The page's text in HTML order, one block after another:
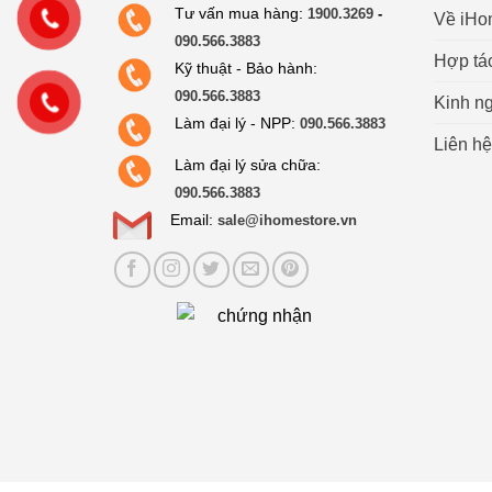
Lưu ý và cảnh báo:
Thường xuyên kiểm tra toàn bộ sản phẩm/
hoặc không hoạt động được nữa. Nếu sản
Oral-B.
Không sửa đổi hoặc sửa chữa sản phẩm.
Không khuyến khích trẻ em dưới 3 tuổi sử
người khuyết tật về thể chất, giác quan
hoặc được hướng dẫn về cách sử dụng sản
không được vệ sinh và bảo trì sản phẩm
Tư vấn mua hàng: 1900.3269 -
090.566.3883
Kỹ thuật - Bảo hành:
090.566.3883
Làm đại lý - NPP: 090.566.3883
Làm đại lý sửa chữa:
090.566.3883
Email: sale@ihomestore.vn
Về
Hợp
Kinh
Liên hệ